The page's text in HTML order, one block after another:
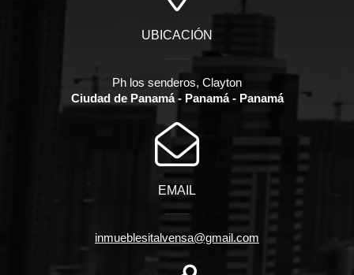
UBICACIÓN
Ph los senderos, Clayton
Ciudad de Panamá - Panamá - Panamá
EMAIL
inmueblesitalvensa@gmail.com